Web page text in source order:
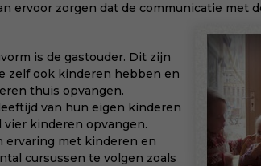
ervoor zorgen dat de communicatie met
is de gastouder. Dit zijn
zelf ook kinderen hebben en
thuis opvangen.
van hun eigen kinderen
vier kinderen opvangen.
ervaring met kinderen en
cursussen te volgen zoals